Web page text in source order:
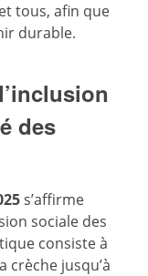
tous, afin que
durable.
des
s’affirme
sociale des
consiste à
crèche jusqu’à